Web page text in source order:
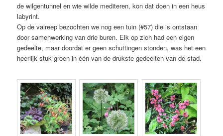
de wilgentunnel en wie wilde mediteren, kon dat doen in een heus
labyrint.
Op de valreep bezochten we nog een tuin (#57) die is ontstaan
door samenwerking van drie buren. Elk op zich had een eigen
gedeelte, maar doordat er geen schuttingen stonden, was het een
heerlijk stuk groen in één van de drukste gedeelten van de stad.